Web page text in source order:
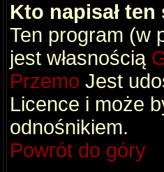
Kto napisał
Ten program (w
jest własnością
Przemo Jest
Licence i może
odnośnikiem.
Powrót do góry